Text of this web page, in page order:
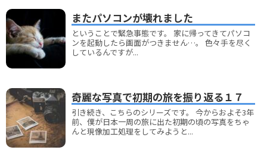
またパソコンが壊れました
ということで緊急事態です。 家に帰ってきてパソコ
ンを起動したら画面がつきません…。 色々手を尽く
しているんですが...
奇麗な写真で初期の旅を振り返る１７
引き続き、こちらのシリーズです。 今からおよそ3年
前、僕が日本一周の旅に出た初期の頃の写真をちゃ
んと現像加工処理をしてみようと...